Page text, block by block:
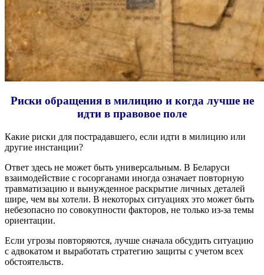
Риски обращения в милицию и когда лучше не
идти в правовое поле
Какие риски для пострадавшего, если идти в милицию или
другие инстанции?
Ответ здесь не может быть универсальным. В Беларуси
взаимодействие с госорганами иногда означает повторную
травматизацию и вынужденное раскрытие личных деталей
шире, чем вы хотели. В некоторых ситуациях это может быть
небезопасно по совокупности факторов, не только из-за темы
ориентации.
Если угрозы повторяются, лучше сначала обсудить ситуацию
с адвокатом и выработать стратегию защиты с учетом всех
обстоятельств.